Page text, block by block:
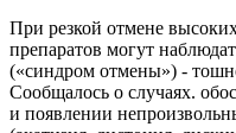
При резкой отмене
препаратов могут
(«синдром отмены») -
Сообщалось о случаях.
и появлении